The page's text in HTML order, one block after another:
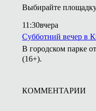
Выбирайте
11:30вчера
Субботний вечер в
В городском парке
(16+).
КОММЕНТАРИИ